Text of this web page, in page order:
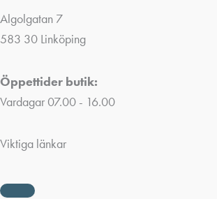
Algolgatan 7
583 30 Linköping
Öppettider butik:
Vardagar 07.00 - 16.00
Viktiga länkar